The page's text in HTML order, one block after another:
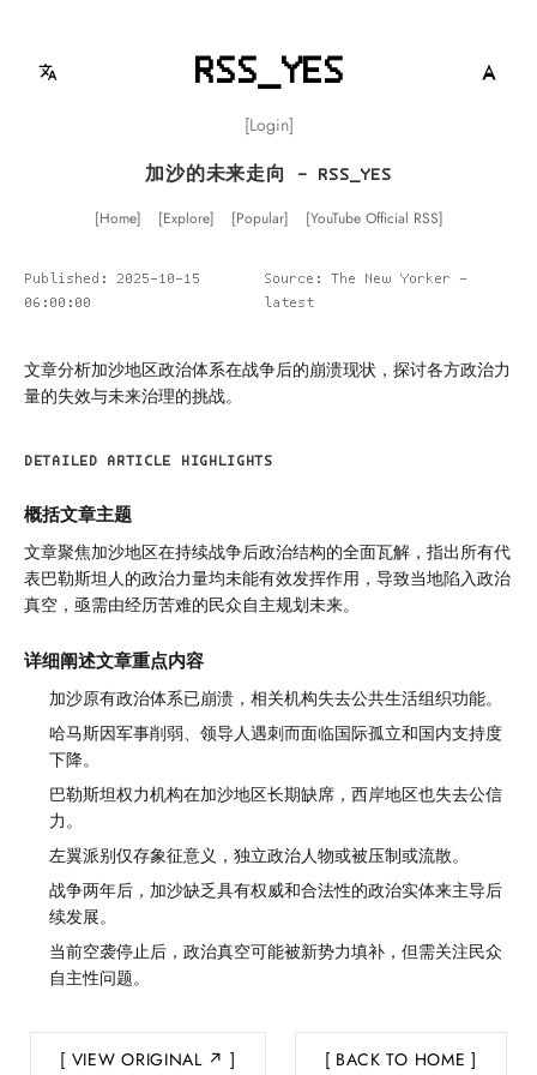
RSS_YES
Login
加沙的未来走向 - RSS_YES
Home Explore Popular YouTube Official RSS
Published: 2025-10-15
06:00:00
Source: The New Yorker -
latest
文章分析加沙地区政治体系在战争后的崩溃现状，探讨各方政治力
量的失效与未来治理的挑战。
DETAILED ARTICLE HIGHLIGHTS
概括文章主题
文章聚焦加沙地区在持续战争后政治结构的全面瓦解，指出所有代
表巴勒斯坦人的政治力量均未能有效发挥作用，导致当地陷入政治
真空，亟需由经历苦难的民众自主规划未来。
详细阐述文章重点内容
加沙原有政治体系已崩溃，相关机构失去公共生活组织功能。
哈马斯因军事削弱、领导人遇刺而面临国际孤立和国内支持度
下降。
巴勒斯坦权力机构在加沙地区长期缺席，西岸地区也失去公信
力。
左翼派别仅存象征意义，独立政治人物或被压制或流散。
战争两年后，加沙缺乏具有权威和合法性的政治实体来主导后
续发展。
当前空袭停止后，政治真空可能被新势力填补，但需关注民众
自主性问题。
VIEW ORIGINAL ↗ BACK TO HOME